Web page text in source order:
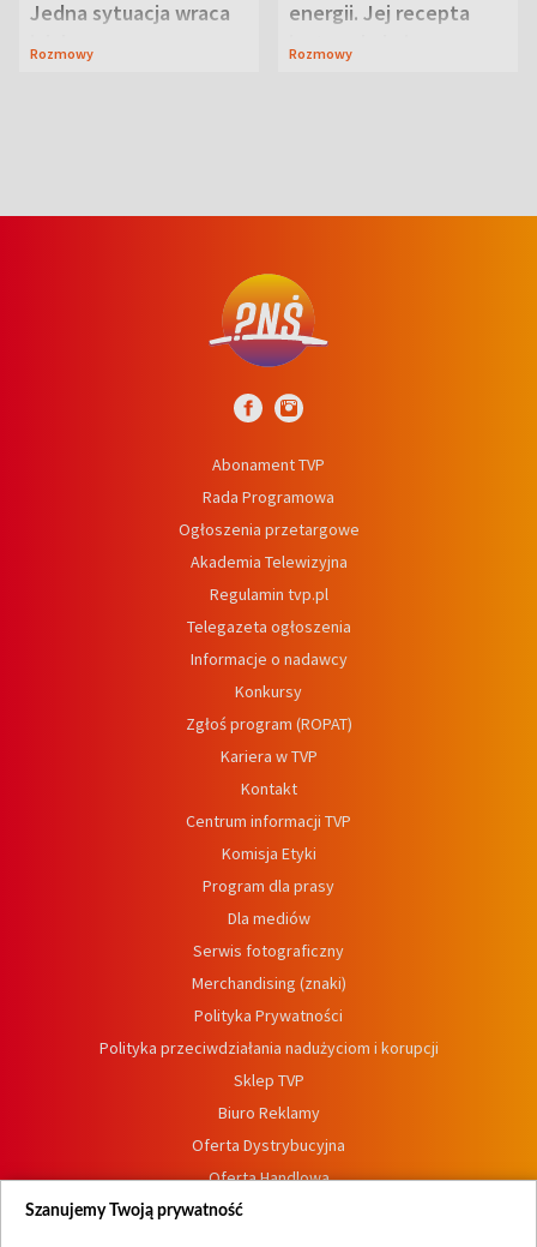
Jedna sytuacja wraca
jak bumerang
Rozmowy
energii. Jej recepta
jest zaskakująco
Rozmowy
Abonament TVP
Rada Programowa
Ogłoszenia przetargowe
Akademia Telewizyjna
Regulamin tvp.pl
Telegazeta ogłoszenia
Informacje o nadawcy
Konkursy
Zgłoś program (ROPAT)
Kariera w TVP
Kontakt
Centrum informacji TVP
Komisja Etyki
Program dla prasy
Dla mediów
Serwis fotograficzny
Merchandising (znaki)
Polityka Prywatności
Polityka przeciwdziałania nadużyciom i korupcji
Sklep TVP
Biuro Reklamy
Oferta Dystrybucyjna
Oferta Handlowa
Dostępność
Szanujemy Twoją prywatność